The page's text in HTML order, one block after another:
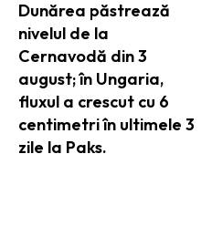
Dunărea păstrează
nivelul de la
Cernavodă din 3
august; în Ungaria,
fluxul a crescut cu 6
centimetri în ultimele 3
zile la Paks.